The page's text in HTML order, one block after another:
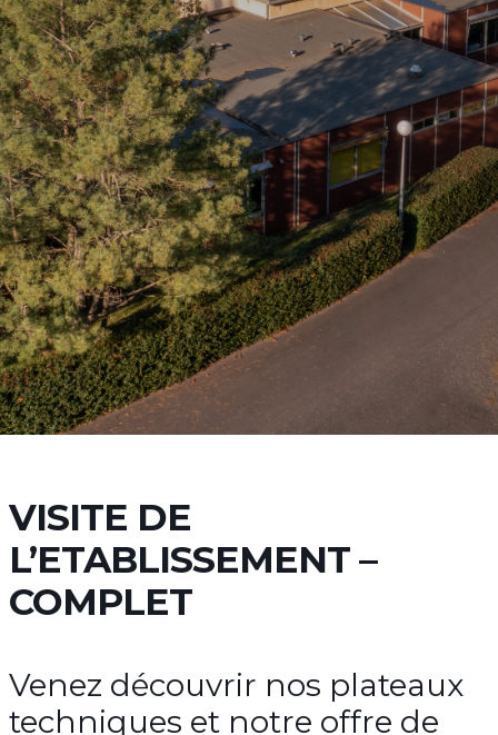
VISITE DE
L’ETABLISSEMENT –
COMPLET
Venez découvrir nos plateaux
techniques et notre offre de